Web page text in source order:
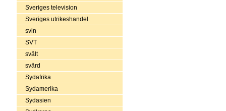
Sveriges television
Sveriges utrikeshandel
svin
SVT
svält
svärd
Sydafrika
Sydamerika
Sydasien